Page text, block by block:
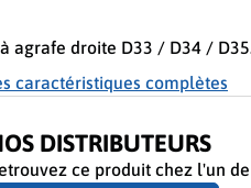
agrafe droite D33 / D34 /
caractéristiques complètes
DISTRIBUTEURS
ce produit chez l'un